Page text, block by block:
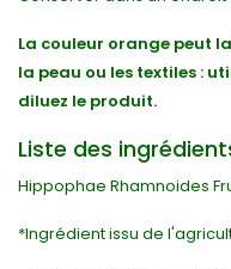
La couleur orange peut
la peau ou les textiles :
diluez le produit.
Liste des
Hippophae Rhamnoides
*Ingrédient issu de